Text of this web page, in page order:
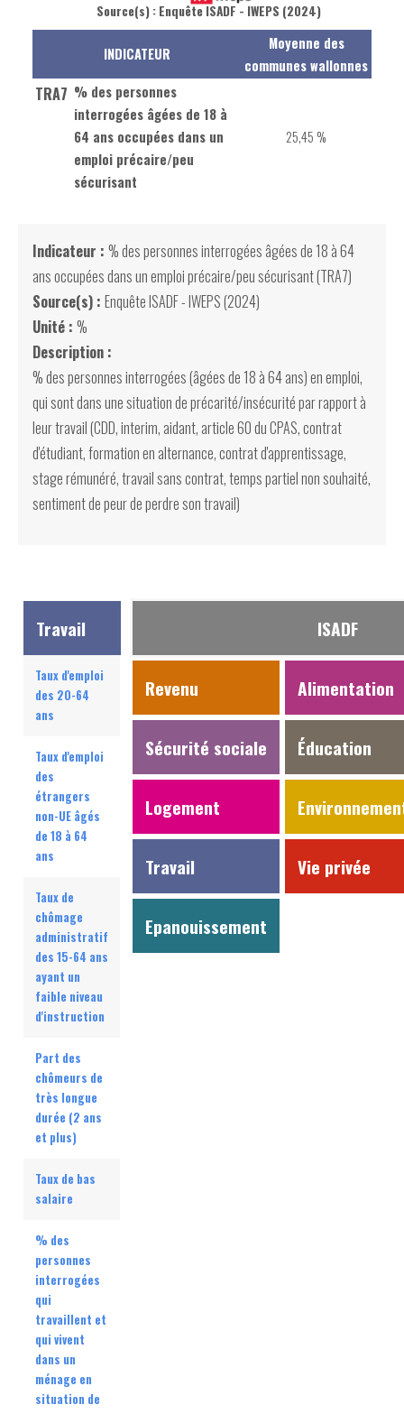
Source(s) : Enquête ISADF - IWEPS (2024)
INDICATEUR
Moyenne des
communes wallonnes
TRA7 % des personnes
interrogées âgées de 18 à
64 ans occupées dans un
emploi précaire/peu
sécurisant
25,45 %
Indicateur : % des personnes interrogées âgées de 18 à 64
ans occupées dans un emploi précaire/peu sécurisant (TRA7)
Source(s) : Enquête ISADF - IWEPS (2024)
Unité : %
Description :
% des personnes interrogées (âgées de 18 à 64 ans) en emploi,
qui sont dans une situation de précarité/insécurité par rapport à
leur travail (CDD, interim, aidant, article 60 du CPAS, contrat
d'étudiant, formation en alternance, contrat d'apprentissage,
stage rémunéré, travail sans contrat, temps partiel non souhaité,
sentiment de peur de perdre son travail)
Travail
Taux d'emploi
des 20-64
ans
Taux d'emploi
des
étrangers
non-UE âgés
de 18 à 64
ans
Taux de
chômage
administratif
des 15-64 ans
ayant un
faible niveau
d'instruction
Part des
chômeurs de
très longue
durée (2 ans
et plus)
Taux de bas
salaire
% des
personnes
interrogées
qui
travaillent et
qui vivent
dans un
ménage en
situation de
ISADF
Revenu Alimentation
Sécurité sociale Éducation
Logement
Travail Vie privée
Epanouissement